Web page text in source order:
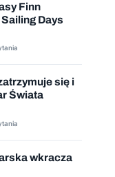
Finn
Days
się i
Świata
wkracza